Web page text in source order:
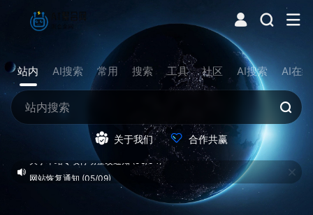
站内 AI搜索 常用 搜索 工具 社区 AI搜索 AI在
关于我们 合作共赢
网站恢复通知 (05/09)